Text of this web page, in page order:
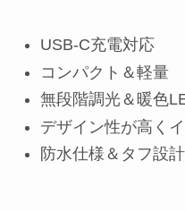
USB-C充電対応
コンパクト＆軽量
無段階調光＆暖色
デザイン性が高く
防水仕様＆タフ設計